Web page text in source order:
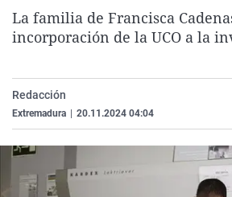
La familia de Francisca
incorporación de la UCO a la
Redacción
Extremadura 20.11.2024 04:04